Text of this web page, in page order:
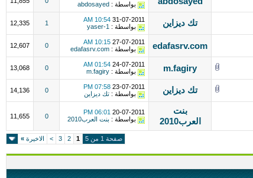
بواسطة : abdosayed
تك ديزاين 31-07-2011
10:54 AM
بواسطة : yaser-1
1
12,335
edafasrv.com
27-07-2011
10:15 AM
بواسطة : edafasrv.com
0
12,607
m.fagiry
24-07-2011
01:54 AM
بواسطة : m.fagiry
0
13,068
تك ديزاين 23-07-2011
07:58 PM
بواسطة : تك ديزاين 0
14,136
بنت
العرب2010
20-07-2011
06:01 PM
بواسطة : بنت العرب2010 0
11,655
صفحة 1 من 5 1
2
3
> الاخيرة »